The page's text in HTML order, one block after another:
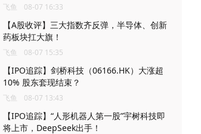
飞鱼 08-07 16:33
【A股收评】三大指数齐反弹，半导体、创新
药板块扛大旗！
飞鱼 08-07 15:35
【IPO追踪】剑桥科技（06166.HK）大涨超
10% 股东套现结束？
飞鱼 08-07 13:43
【IPO追踪】“人形机器人第一股”宇树科技即
将上市，DeepSeek出手！